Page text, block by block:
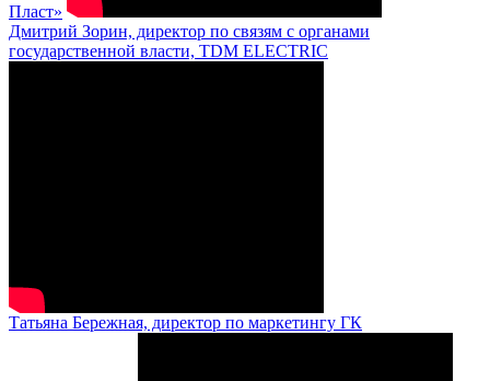
Пласт»
Дмитрий Зорин, директор по связям с органами
государственной власти, TDM ELECTRIC
Татьяна Бережная, директор по маркетингу ГК